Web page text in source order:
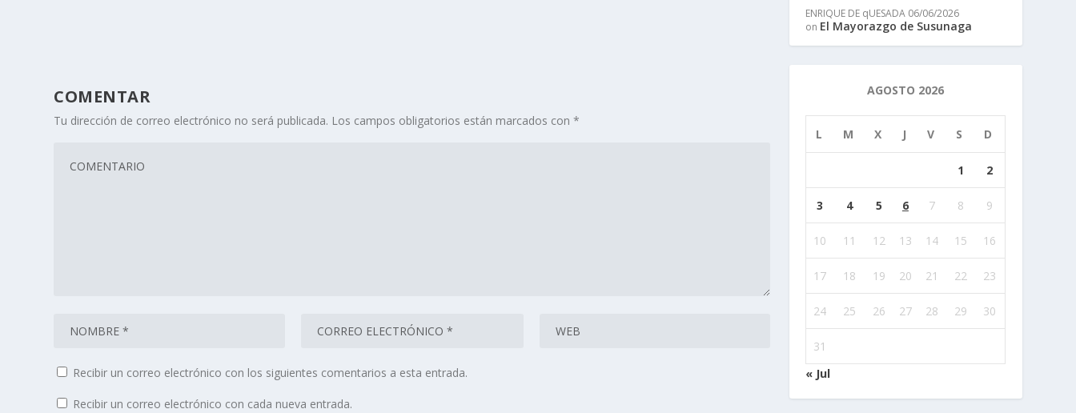
COMENTAR
Tu dirección de correo electrónico no será publicada. Los campos obligatorios están marcados con*
Recibir un correo electrónico con los siguientes comentarios a esta entrada.
Recibir un correo electrónico con cada nueva entrada.
ENRIQUE DE qUESADA 06/06/2026
on El Mayorazgo de Susunaga
AGOSTO 2026
L M X J V S D
1 2
3 4 5 6 7 8 9
10 11 12 13 14 15 16
17 18 19 20 21 22 23
24 25 26 27 28 29 30
31
« Jul